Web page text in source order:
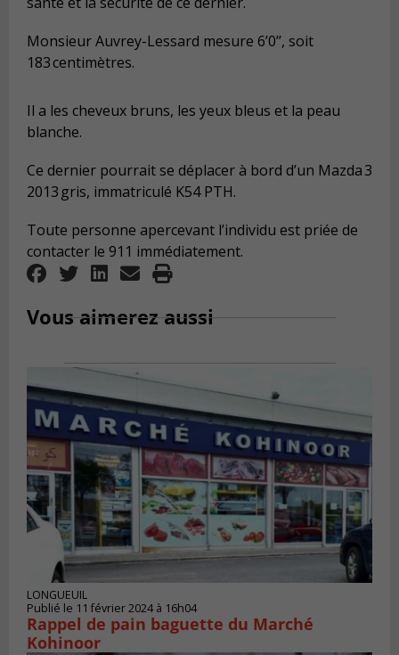
Monsieur Auvrey-Lessard mesure 6’0’’, soit
183 centimètres.
Il a les cheveux bruns, les yeux bleus et la peau
blanche.
Ce dernier pourrait se déplacer à bord d’un Mazda 3
2013 gris, immatriculé K54 PTH.
Toute personne apercevant l’individu est priée de
contacter le 911 immédiatement.
Vous aimerez aussi
LONGUEUIL
Publié le 11 février 2024 à 16h04
Rappel de pain baguette du Marché
Kohinoor